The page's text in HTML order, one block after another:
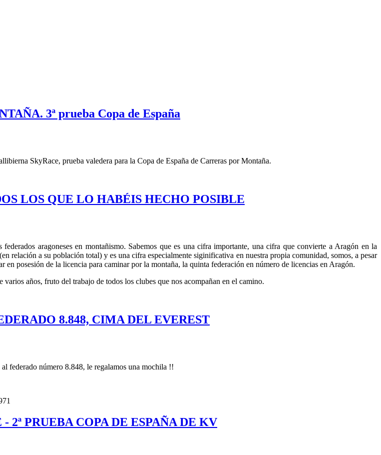
3ª prueba Copa de España
SkyRace, prueba valedera para la Copa de España de Carreras por Montaña.
LOS QUE LO HABÉIS HECHO POSIBLE
aragoneses en montañismo. Sabemos que es una cifra importante, una cifra que convierte a Aragón en la
relación a su población total) y es una cifra especialmente siginificativa en nuestra propia comunidad, somos, a pesar
en posesión de la licencia para caminar por la montaña, la quinta federación en número de licencias en Aragón.
años, fruto del trabajo de todos los clubes que nos acompañan en el camino.
8.848, CIMA DEL EVEREST
federado número 8.848, le regalamos una mochila !!
PRUEBA COPA DE ESPAÑA DE KV